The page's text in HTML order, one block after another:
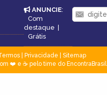
ANUNCIE:
Com
destaque |
Grátis
| Privacidade
Sitemap
❤️ e ☕ pelo time do EncontraBrasil